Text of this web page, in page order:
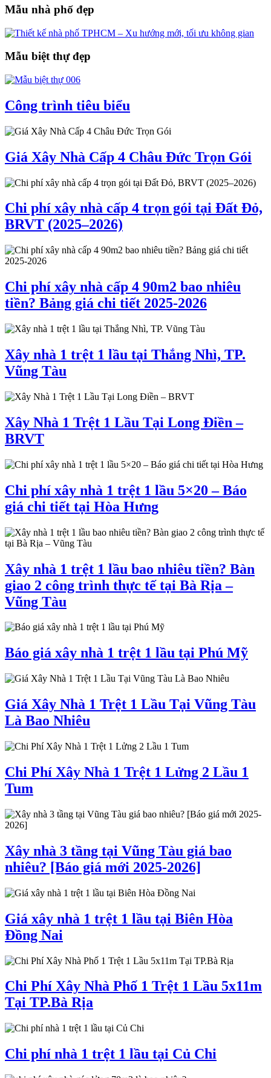
Mẫu nhà phố đẹp
Mẫu biệt thự đẹp
Công trình tiêu biểu
Giá Xây Nhà Cấp 4 Châu Đức Trọn Gói
Chi phí xây nhà cấp 4 trọn gói tại Đất Đỏ,
BRVT (2025–2026)
Chi phí xây nhà cấp 4 90m2 bao nhiêu
tiền? Bảng giá chi tiết 2025-2026
Xây nhà 1 trệt 1 lầu tại Thắng Nhì, TP.
Vũng Tàu
Xây Nhà 1 Trệt 1 Lầu Tại Long Điền –
BRVT
Chi phí xây nhà 1 trệt 1 lầu 5×20 – Báo
giá chi tiết tại Hòa Hưng
Xây nhà 1 trệt 1 lầu bao nhiêu tiền? Bàn
giao 2 công trình thực tế tại Bà Rịa –
Vũng Tàu
Báo giá xây nhà 1 trệt 1 lầu tại Phú Mỹ
Giá Xây Nhà 1 Trệt 1 Lầu Tại Vũng Tàu
Là Bao Nhiêu
Chi Phí Xây Nhà 1 Trệt 1 Lửng 2 Lầu 1
Tum
Xây nhà 3 tầng tại Vũng Tàu giá bao
nhiêu? [Báo giá mới 2025-2026]
Giá xây nhà 1 trệt 1 lầu tại Biên Hòa
Đồng Nai
Chi Phí Xây Nhà Phố 1 Trệt 1 Lầu 5x11m
Tại TP.Bà Rịa
Chi phí nhà 1 trệt 1 lầu tại Củ Chi